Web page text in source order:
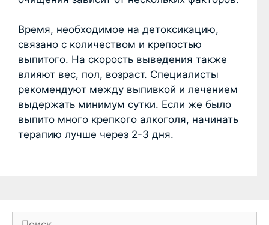
Время, необходимое на детоксикацию,
связано с количеством и крепостью
выпитого. На скорость выведения также
влияют вес, пол, возраст. Специалисты
рекомендуют между выпивкой и лечением
выдержать минимум сутки. Если же было
выпито много крепкого алкоголя, начинать
терапию лучше через 2-3 дня.